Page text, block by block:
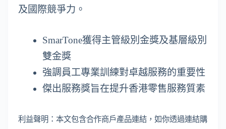
及國際競爭力。
SmarTone獲得主管級別金獎及基層級別
雙金獎
強調員工專業訓練對卓越服務的重要性
傑出服務獎旨在提升香港零售服務質素
利益聲明：本文包含合作商戶產品連結，如你透過連結購